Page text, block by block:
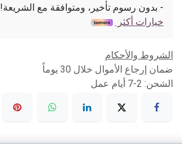
- بدون رسوم تأخير، ومتوافقة مع الشريعة!
خيارات أكثر
الشروط والأحكام
ضمان إرجاع الأموال خلال 30 يوماً
الشحن: 2-7 أيام عمل